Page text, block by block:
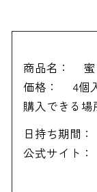
商品名：
価格：
4個
購入できる場
日持ち期間：
公式サイト：